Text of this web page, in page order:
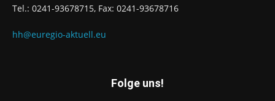
Tel.: 0241-93678715, Fax: 0241-93678716
hh@euregio-aktuell.eu
Folge uns!